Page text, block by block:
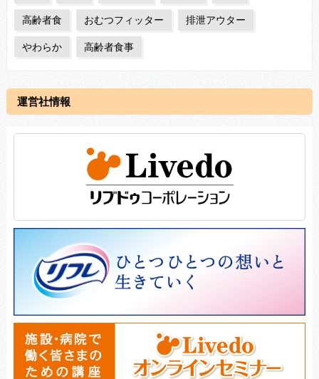
高齢者食 おむつフィッター 排泄アウター
やわらか 高齢者食事
運営社情報